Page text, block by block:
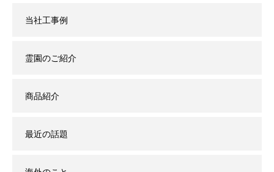
当社工事例
霊園のご紹介
商品紹介
最近の話題